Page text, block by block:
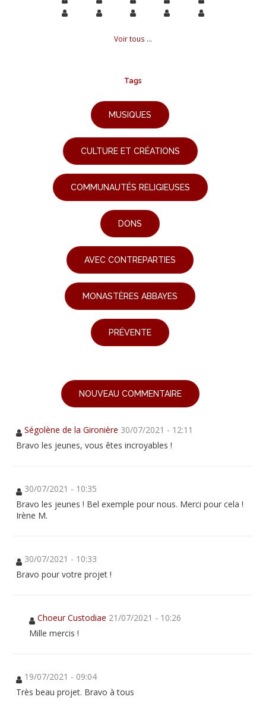
Voir tous ...
Tags
MUSIQUES
CULTURE ET CRÉATIONS
COMMUNAUTÉS RELIGIEUSES
DONS
AVEC CONTREPARTIES
MONASTÈRES ABBAYES
PRÉVENTE
NOUVEAU COMMENTAIRE
Ségolène de la Gironière 30/07/2021 - 12:11
Bravo les jeunes, vous êtes incroyables !
30/07/2021 - 10:35
Bravo les jeunes ! Bel exemple pour nous. Merci pour cela !
Irène M.
30/07/2021 - 10:33
Bravo pour votre projet !
Choeur Custodiae 21/07/2021 - 10:26
Mille mercis !
19/07/2021 - 09:04
Très beau projet. Bravo à tous